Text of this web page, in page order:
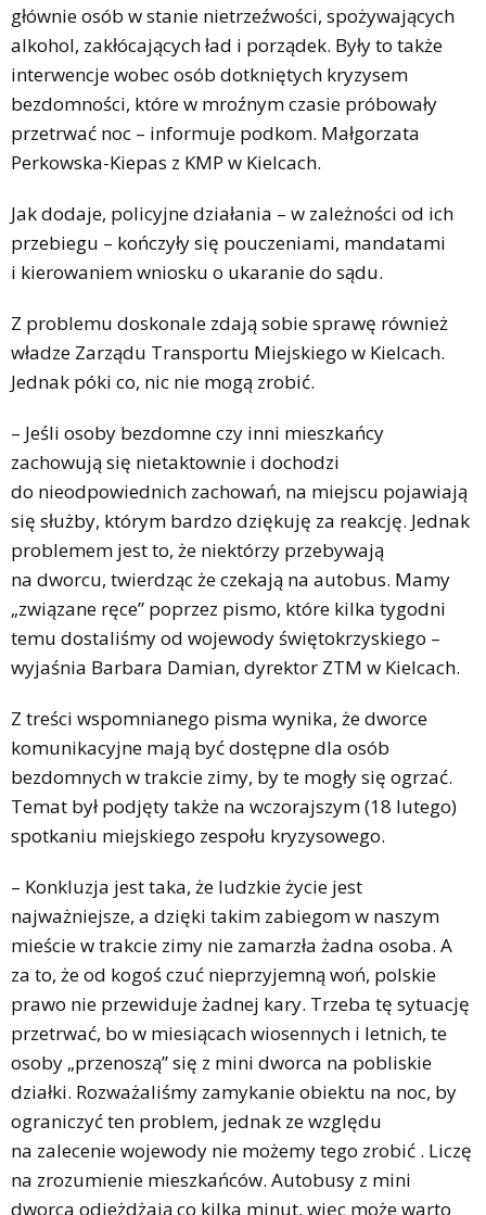
głównie osób w stanie nietrzeźwości, spożywających
alkohol, zakłócających ład i porządek. Były to także
interwencje wobec osób dotkniętych kryzysem
bezdomności, które w mroźnym czasie próbowały
przetrwać noc – informuje podkom. Małgorzata
Perkowska-Kiepas z KMP w Kielcach.
Jak dodaje, policyjne działania – w zależności od ich
przebiegu – kończyły się pouczeniami, mandatami
i kierowaniem wniosku o ukaranie do sądu.
Z problemu doskonale zdają sobie sprawę również
władze Zarządu Transportu Miejskiego w Kielcach.
Jednak póki co, nic nie mogą zrobić.
– Jeśli osoby bezdomne czy inni mieszkańcy
zachowują się nietaktownie i dochodzi
do nieodpowiednich zachowań, na miejscu pojawiają
się służby, którym bardzo dziękuję za reakcję. Jednak
problemem jest to, że niektórzy przebywają
na dworcu, twierdząc że czekają na autobus. Mamy
„związane ręce” poprzez pismo, które kilka tygodni
temu dostaliśmy od wojewody świętokrzyskiego –
wyjaśnia Barbara Damian, dyrektor ZTM w Kielcach.
Z treści wspomnianego pisma wynika, że dworce
komunikacyjne mają być dostępne dla osób
bezdomnych w trakcie zimy, by te mogły się ogrzać.
Temat był podjęty także na wczorajszym (18 lutego)
spotkaniu miejskiego zespołu kryzysowego.
– Konkluzja jest taka, że ludzkie życie jest
najważniejsze, a dzięki takim zabiegom w naszym
mieście w trakcie zimy nie zamarzła żadna osoba. A
za to, że od kogoś czuć nieprzyjemną woń, polskie
prawo nie przewiduje żadnej kary. Trzeba tę sytuację
przetrwać, bo w miesiącach wiosennych i letnich, te
osoby „przenoszą” się z mini dworca na pobliskie
działki. Rozważaliśmy zamykanie obiektu na noc, by
ograniczyć ten problem, jednak ze względu
na zalecenie wojewody nie możemy tego zrobić . Liczę
na zrozumienie mieszkańców. Autobusy z mini
dworca odjeżdżają co kilka minut, więc może warto